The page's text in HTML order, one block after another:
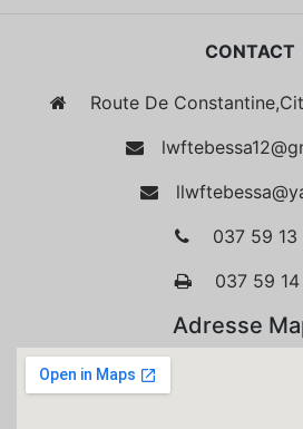
CONTACT
Route De
037 59 13
037 59 14
Adresse